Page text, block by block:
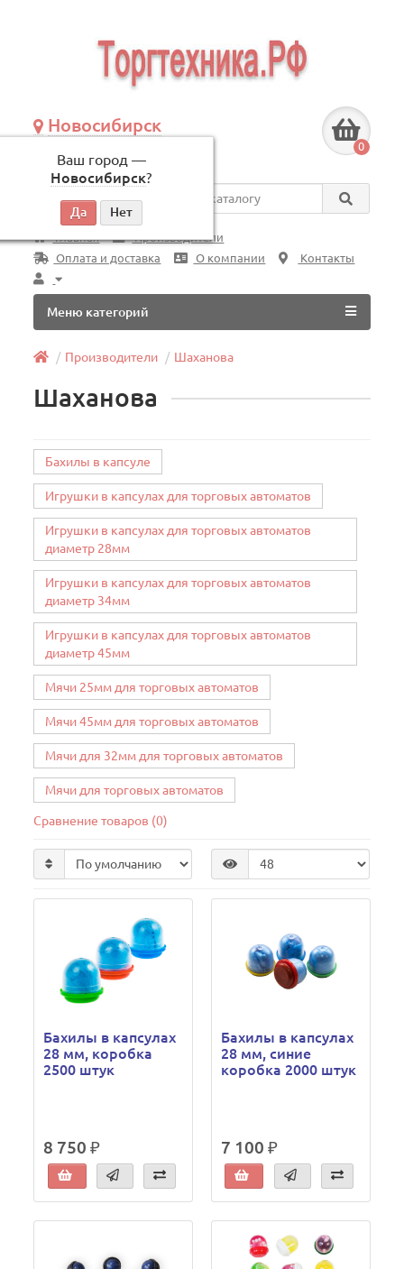
Новосибирск
Ваш город —
Новосибирск?
по будням, с 09:00 до 18:00
0
Везде
Главная
Производители
Оплата и доставка
О компании Контакты
Меню категорий
Производители Шаханова
Шаханова
Бахилы в капсуле
Игрушки в капсулах для торговых автоматов
Игрушки в капсулах для торговых автоматов
диаметр 28мм
Игрушки в капсулах для торговых автоматов
диаметр 34мм
Игрушки в капсулах для торговых автоматов
диаметр 45мм
Мячи 25мм для торговых автоматов
Мячи 45мм для торговых автоматов
Мячи для 32мм для торговых автоматов
Мячи для торговых автоматов
Сравнение товаров (0)
Бахилы в капсулах
28 мм, коробка
2500 штук
8 750 ₽
Бахилы в капсулах
28 мм, синие
коробка 2000 штук
7 100 ₽